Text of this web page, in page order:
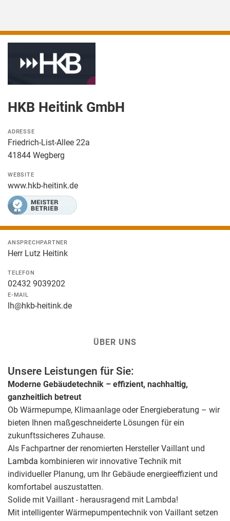
HKB Heitink GmbH
ADRESSE
Friedrich-List-Allee 22a
41844 Wegberg
WEBSITE
www.hkb-heitink.de
ANSPRECHPARTNER
Herr Lutz Heitink
TELEFON
02432 9039202
E-MAIL
lh@hkb-heitink.de
ÜBER UNS
Unsere Leistungen für Sie:
Moderne Gebäudetechnik – effizient, nachhaltig,
ganzheitlich betreut
Ob Wärmepumpe, Klimaanlage oder Energieberatung – wir
bieten Ihnen maßgeschneiderte Lösungen für ein
zukunftssicheres Zuhause.
Als Fachpartner der renomierten Hersteller Vaillant und
Lambda kombinieren wir innovative Technik mit
individueller Planung, um Ihr Gebäude energieeffizient und
komfortabel auszustatten.
Solide mit Vaillant - herausragend mit Lambda!
Mit intelligenter Wärmepumpentechnik von Vaillant setzen